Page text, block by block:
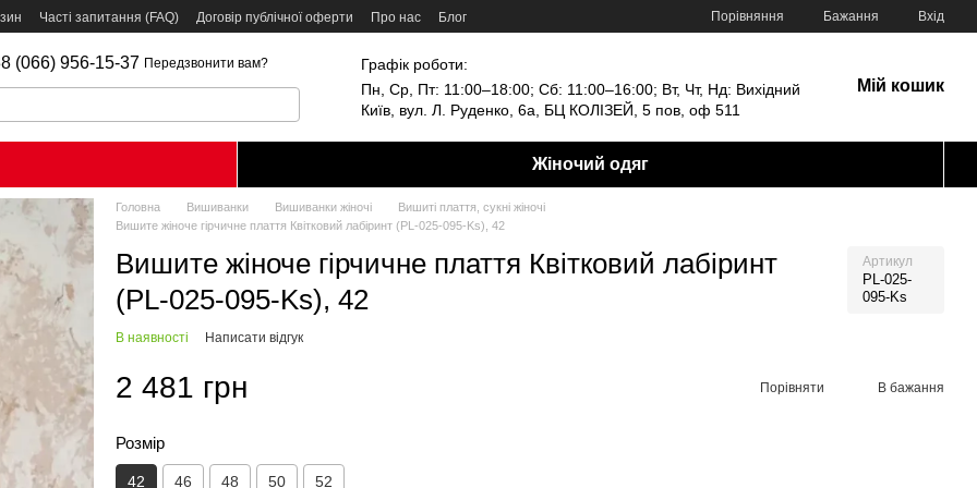
Часті запитання (FAQ) Договір публічної оферти Про нас Блог Порівняння Бажання Вхід
(066) 956-15-37 Передзвонити вам?
Графік роботи:
Пн, Ср, Пт: 11:00–18:00; Сб: 11:00–16:00; Вт, Чт, Нд: Вихідний
Київ, вул. Л. Руденко, 6а, БЦ КОЛІЗЕЙ, 5 пов, оф 511
Мій кошик
Жіночий одяг
Головна Вишиванки Вишиванки жіночі
Вишиті плаття, сукні жіночі
Вишите жіноче гірчичне плаття Квітковий лабіринт (PL-025-095-Ks), 42
Вишите жіноче гірчичне плаття Квітковий лабіринт
(PL-025-095-Ks), 42
Артикул
PL-025-
095-Ks
В наявності Написати відгук
2 481 грн Порівняти В бажання
Розмір
42 46 48 50 52